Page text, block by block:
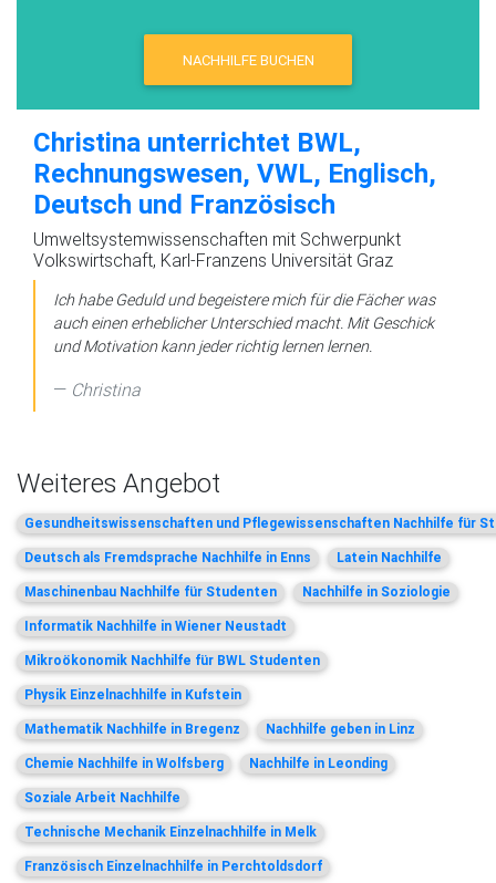
NACHHILFE BUCHEN
Christina unterrichtet BWL,
Rechnungswesen, VWL, Englisch,
Deutsch und Französisch
Umweltsystemwissenschaften mit Schwerpunkt
Volkswirtschaft, Karl-Franzens Universität Graz
Ich habe Geduld und begeistere mich für die Fächer was
auch einen erheblicher Unterschied macht. Mit Geschick
und Motivation kann jeder richtig lernen lernen.
Christina
Weiteres Angebot
Gesundheitswissenschaften und Pflegewissenschaften Nachhilfe für
Deutsch als Fremdsprache Nachhilfe in Enns Latein Nachhilfe
Maschinenbau Nachhilfe für Studenten Nachhilfe in Soziologie
Informatik Nachhilfe in Wiener Neustadt
Mikroökonomik Nachhilfe für BWL Studenten
Physik Einzelnachhilfe in Kufstein
Mathematik Nachhilfe in Bregenz Nachhilfe geben in Linz
Chemie Nachhilfe in Wolfsberg Nachhilfe in Leonding
Soziale Arbeit Nachhilfe
Technische Mechanik Einzelnachhilfe in Melk
Französisch Einzelnachhilfe in Perchtoldsdorf